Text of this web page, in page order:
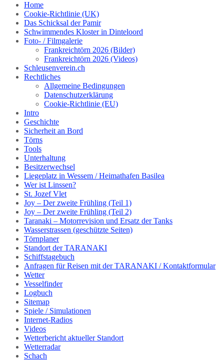
Home
Cookie-Richtlinie (UK)
Das Schicksal der Pamir
Schwimmendes Kloster in Dinteloord
Foto- / Filmgalerie
Frankreichtörn 2026 (Bilder)
Frankreichtörn 2026 (Videos)
Schleusenverein.ch
Rechtliches
Allgemeine Bedingungen
Datenschutzerklärung
Cookie-Richtlinie (EU)
Intro
Geschichte
Sicherheit an Bord
Törns
Tools
Unterhaltung
Besitzerwechsel
Liegeplatz in Wessem / Heimathafen Basilea
Wer ist Linssen?
St. Jozef Vlet
Joy – Der zweite Frühling (Teil 1)
Joy – Der zweite Frühling (Teil 2)
Taranaki – Motorrevision und Ersatz der Tanks
Wasserstrassen (geschützte Seiten)
Törnplaner
Standort der TARANAKI
Schiffstagebuch
Anfragen für Reisen mit der TARANAKI / Kontaktformular
Wetter
Vesselfinder
Logbuch
Sitemap
Spiele / Simulationen
Internet-Radios
Videos
Wetterbericht aktueller Standort
Wetterradar
Schach